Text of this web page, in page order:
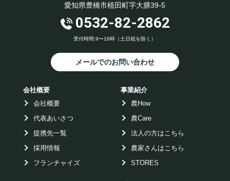
愛知県豊橋市植田町字大膳39-5
0532-82-2862
受付時間:9〜16時（土日祝を除く）
メールでのお問い合わせ
会社概要
会社概要
代表あいさつ
提携先一覧
採用情報
フランチャイズ
事業紹介
農How
農Care
法人の方はこちら
農家さんはこちら
STORES